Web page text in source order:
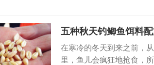
五种秋天钓鲫鱼饵料
在寒冷的冬天到来之前，
里，鱼儿会疯狂地抢食，